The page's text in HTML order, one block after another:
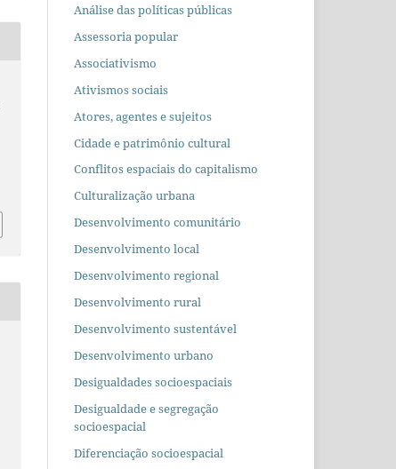
Análise das políticas públicas
Assessoria popular
Associativismo
Ativismos sociais
Atores, agentes e sujeitos
Cidade e patrimônio cultural
Conflitos espaciais do capitalismo
Culturalização urbana
Desenvolvimento comunitário
Desenvolvimento local
Desenvolvimento regional
Desenvolvimento rural
Desenvolvimento sustentável
Desenvolvimento urbano
Desigualdades socioespaciais
Desigualdade e segregação
socioespacial
Diferenciação socioespacial